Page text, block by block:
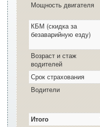
Мощность двигателя
КБМ (скидка за
безаварийную езду)
Возраст и стаж
водителей
Срок страхования
Водители
Итого